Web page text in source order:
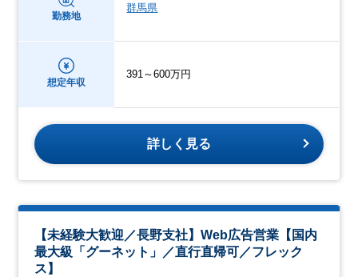
勤務地
群馬県
想定年収
391～600万円
詳しく見る
【未経験大歓迎／長野支社】Web広告営業【国内
最大級「グーネット」／直行直帰可／フレック
ス】